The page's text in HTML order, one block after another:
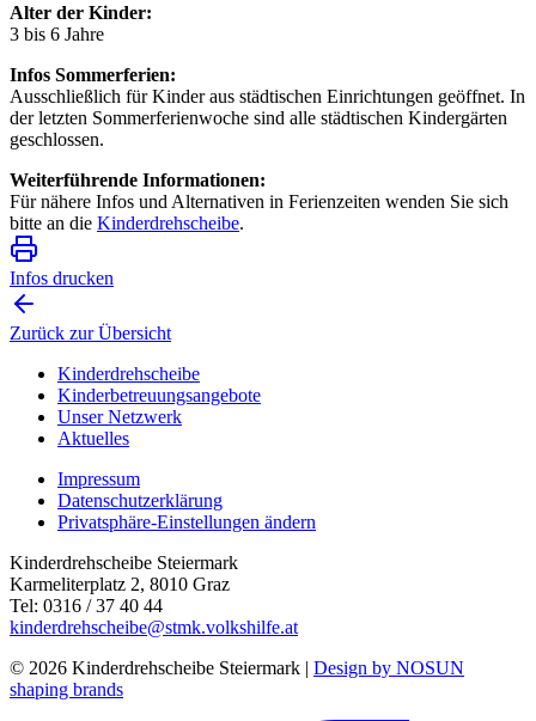
Alter der Kinder:
3 bis 6 Jahre
Infos Sommerferien:
Ausschließlich für Kinder aus städtischen Einrichtungen geöffnet. In
der letzten Sommerferienwoche sind alle städtischen Kindergärten
geschlossen.
Weiterführende Informationen:
Für nähere Infos und Alternativen in Ferienzeiten wenden Sie sich
bitte an die Kinderdrehscheibe.
Infos drucken
Zurück zur Übersicht
Kinderdrehscheibe
Kinderbetreuungs­angebote
Unser Netzwerk
Aktuelles
Impressum
Datenschutzerklärung
Privatsphäre-Einstellungen ändern
Kinderdrehscheibe Steiermark
Karmeliterplatz 2, 8010 Graz
Tel: 0316 / 37 40 44
kinderdrehscheibe@stmk.volkshilfe.at
© 2026 Kinderdrehscheibe Steiermark | Design by NOSUN
shaping brands